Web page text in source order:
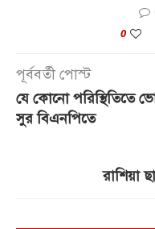
0
পূর্ববর্তী পোস্ট
যে কোনো পরিস্থিতিতে
সুর বিএনপিতে
রাশিয়া